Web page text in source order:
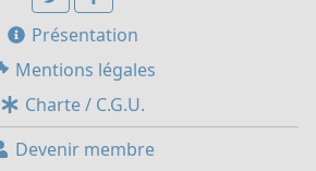
Présentation
Mentions légales
Charte / C.G.U.
Devenir membre